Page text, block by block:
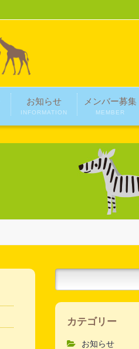
お知らせ
INFORMATION
メンバー募集
MEMBER
カテゴリー
お知らせ